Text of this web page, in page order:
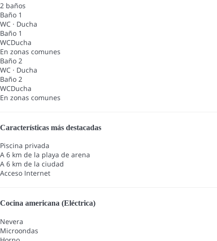
2 baños
Baño 1
WC · Ducha
Baño 1
WCDucha
En zonas comunes
Baño 2
WC · Ducha
Baño 2
WCDucha
En zonas comunes
Características más destacadas
Piscina privada
A 6 km de la playa de arena
A 6 km de la ciudad
Acceso Internet
Cocina americana (Eléctrica)
Nevera
Microondas